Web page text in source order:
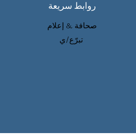
روابط سريعة
صحافة & إعلام
تبرّع/ي